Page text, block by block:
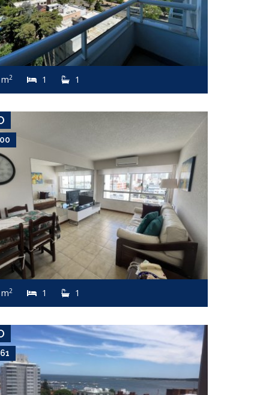
m2 1 1
USD 5,500
Apartamento #7729
PENÍNSULA
m2 1 1
USD 5,661
Apartamento #3329
PENÍNSULA